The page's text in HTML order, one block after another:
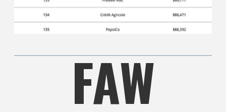
1960 ЖЫЛДАР
ӨНДІРІСТІ КЕҢЕЙТУ
FAW өндірістік желісін кеңейту, жеңіл